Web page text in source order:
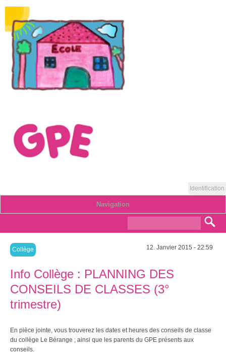
Identification
Navigation
Collège 12. Janvier 2015 - 22:59
Info Collège : PLANNING DES
CONSEILS DE CLASSES (3°
trimestre)
En pièce jointe, vous trouverez les dates et heures des conseils de classe
du collège Le Bérange ; ainsi que les parents du GPE présents aux
conseils.